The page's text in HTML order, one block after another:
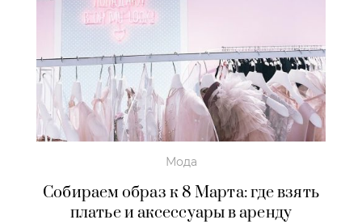
Мода
Собираем образ к 8 Марта: где взять
платье и аксессуары в аренду